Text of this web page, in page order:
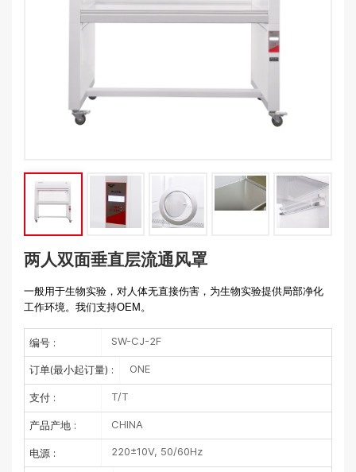
两人双面垂直层流通风罩
一般用于生物实验，对人体无直接伤害，为生物实验提供局部净化
工作环境。我们支持OEM。
编号 : SW-CJ-2F
订单(最小起订量) : ONE
支付 : T/T
产品产地 : CHINA
电源 : 220±10V, 50/60Hz